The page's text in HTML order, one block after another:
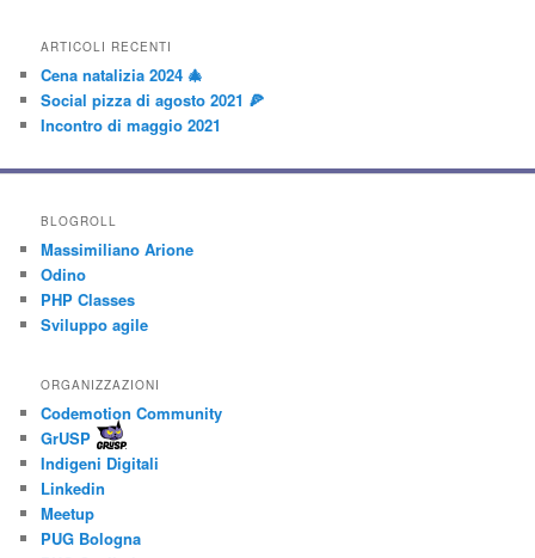
ARTICOLI RECENTI
Cena natalizia 2024 🎄
Social pizza di agosto 2021 🍕
Incontro di maggio 2021
BLOGROLL
Massimiliano Arione
Odino
PHP Classes
Sviluppo agile
ORGANIZZAZIONI
Codemotion Community
GrUSP
Indigeni Digitali
Linkedin
Meetup
PUG Bologna